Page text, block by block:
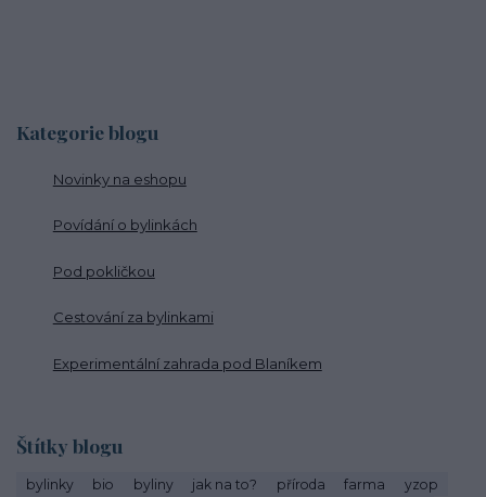
Kategorie blogu
Novinky na eshopu
Povídání o bylinkách
Pod pokličkou
Cestování za bylinkami
Experimentální zahrada pod Blaníkem
Štítky blogu
bylinky bio byliny jak na to? příroda farma
yzop